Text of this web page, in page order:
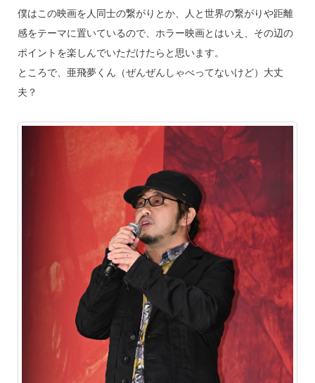
僕はこの映画を人同士の繋がりとか、人と世界の繋がりや距離
感をテーマに置いているので、ホラー映画とはいえ、その辺の
ポイントを楽しんでいただけたらと思います。
ところで、亜飛夢くん（ぜんぜんしゃべってないけど）大丈
夫？